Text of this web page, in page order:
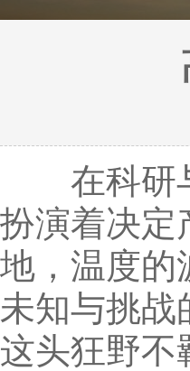
在科研与
扮演着决定
地，温度的
未知与挑战
这头狂野不